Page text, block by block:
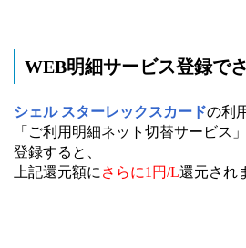
WEB明細サービス登録で
シェル スターレックスカードの利
「ご利用明細ネット切替サービス
登録すると、
上記還元額に さらに1円/L還元され